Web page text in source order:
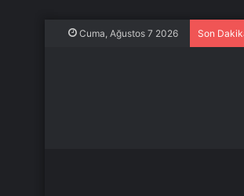
Cuma, Ağustos 7 2026 Son